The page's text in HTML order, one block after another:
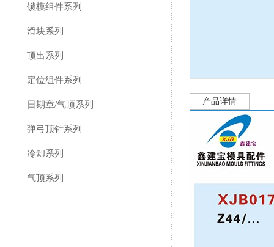
锁模组件系列
滑块系列
顶出系列
定位组件系列
日期章/气顶系列
弹弓顶针系列
冷却系列
气顶系列
产品详情